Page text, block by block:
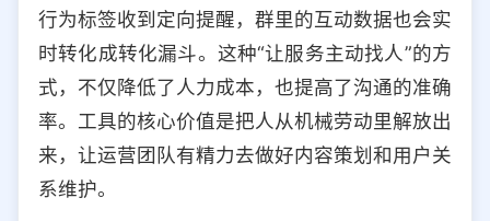
行为标签收到定向提醒，群里的互动数据也会实
时转化成转化漏斗。这种“让服务主动找人”的方
式，不仅降低了人力成本，也提高了沟通的准确
率。工具的核心价值是把人从机械劳动里解放出
来，让运营团队有精力去做好内容策划和用户关
系维护。